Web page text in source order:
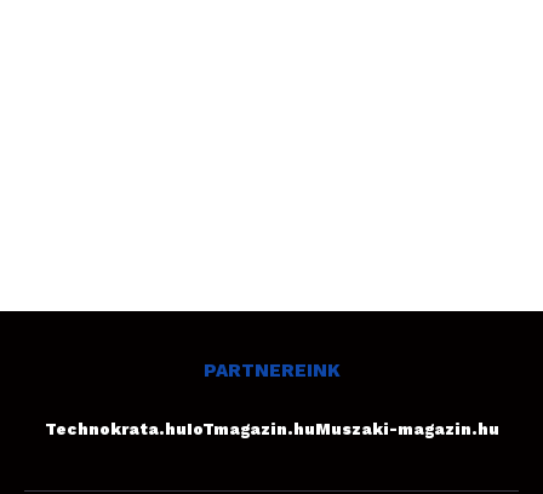
PARTNEREINK
Technokrata.huIoTmagazin.huMuszaki-magazin.hu